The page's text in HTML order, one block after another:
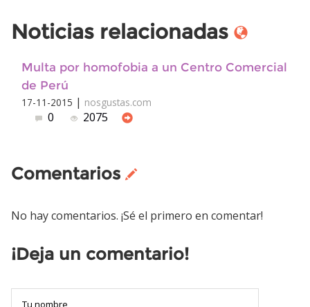
Noticias relacionadas
Multa por homofobia a un Centro Comercial
de Perú
17-11-2015 | nosgustas.com
0 2075
Comentarios
No hay comentarios. ¡Sé el primero en comentar!
¡Deja un comentario!